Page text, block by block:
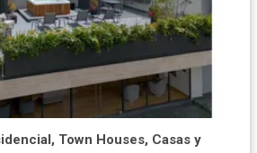
Town Houses, Casas y